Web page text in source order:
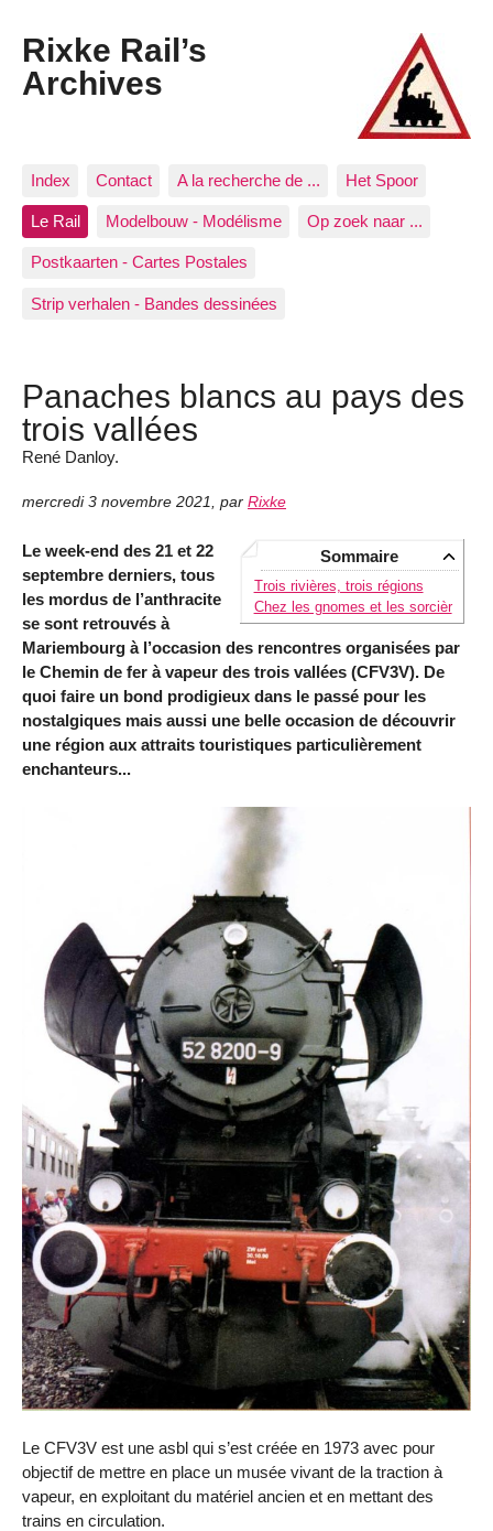
Rixke Rail’s
Archives
Index Contact A la recherche de ... Het Spoor
Le Rail Modelbouw - Modélisme Op zoek naar ...
Postkaarten - Cartes Postales
Strip verhalen - Bandes dessinées
Panaches blancs au pays des
trois vallées
René Danloy.
mercredi 3 novembre 2021, par Rixke
Sommaire
Trois rivières, trois régions
Chez les gnomes et les sorcièr
Le week-end des 21 et 22
septembre derniers, tous
les mordus de l’anthracite
se sont retrouvés à
Mariembourg à l’occasion des rencontres organisées par
le Chemin de fer à vapeur des trois vallées (CFV3V). De
quoi faire un bond prodigieux dans le passé pour les
nostalgiques mais aussi une belle occasion de découvrir
une région aux attraits touristiques particulièrement
enchanteurs...
Le CFV3V est une asbl qui s’est créée en 1973 avec pour
objectif de mettre en place un musée vivant de la traction à
vapeur, en exploitant du matériel ancien et en mettant des
trains en circulation.